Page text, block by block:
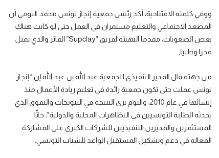
ووفي كلمته الافتتاحية، أكد رئيس جمعية إنجاز تونس محمد التومي أن
المصعد الاجتماعي والتعليم مستمران في العمل حتى لو كانت هناك
بعض الصعوبات، مقدما التهنئة لفريق “Supclay” الفائز والذي يمثل
فخرا وطنيا٫
من جهته قال المدير التنفيذي للجمعية عبد الله بن عبد الله إن “إنجاز
تونس عملت حتى تكون جمعية رائدة في تعليم ريادة الأعمال منذ
إنشائها في عام 2010، واليوم نرى النتيجة في التتويجات والتفوق الذي
يحدثه الطلبة التونسيين في التظاهرات المحلية والدولية”، حاثّا
المستثمرين والمديرين التنفيذيين للشركات الكبرى على المشاركة
الفعالة في دعم وتشكيل المستقبل الواعد للشباب التونسي.